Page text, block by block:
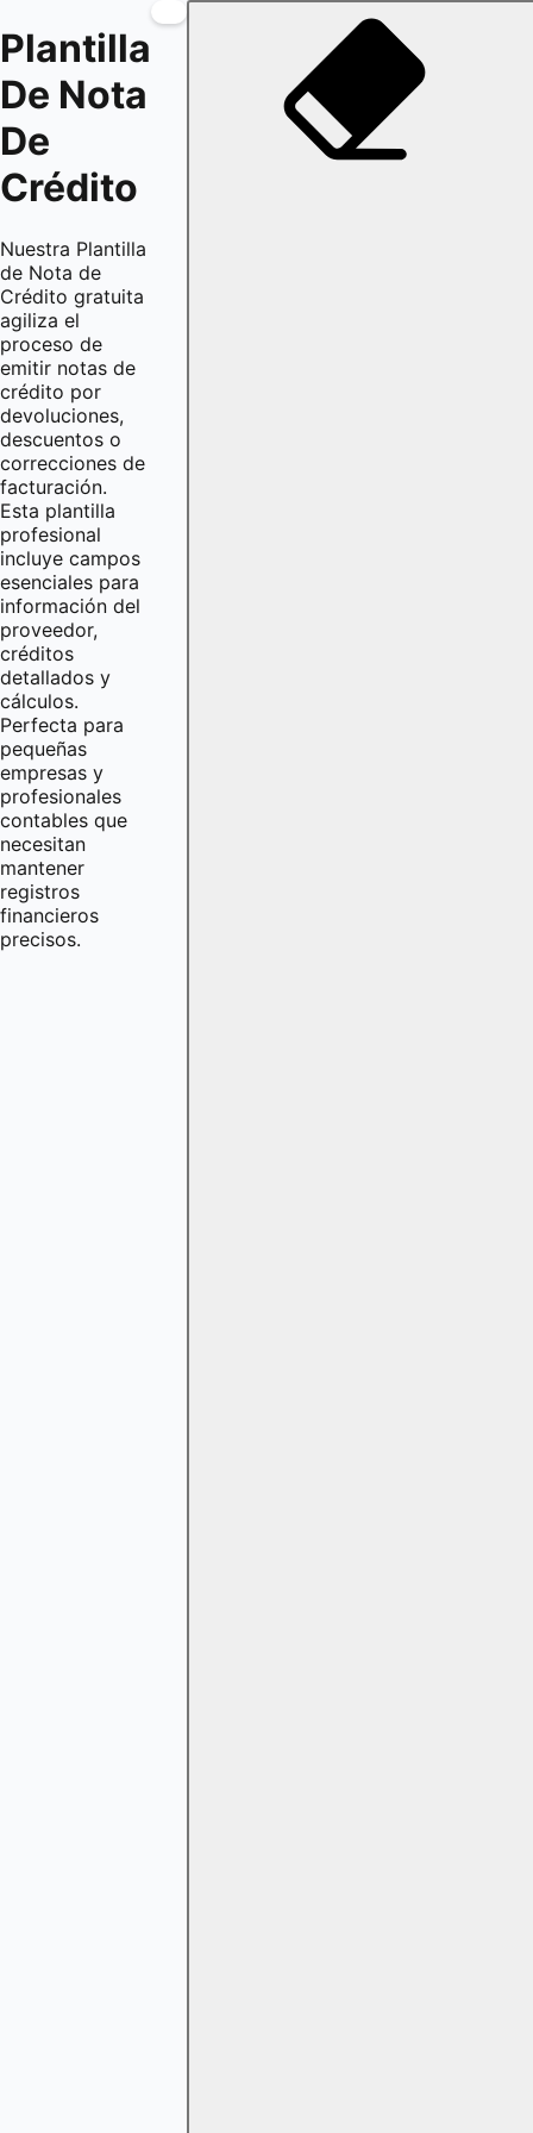
Plantilla
De Nota
De
Crédito
Nuestra Plantilla
de Nota de
Crédito gratuita
agiliza el
proceso de
emitir notas de
crédito por
devoluciones,
descuentos o
correcciones de
facturación.
Esta plantilla
profesional
incluye campos
esenciales para
información del
proveedor,
créditos
detallados y
cálculos.
Perfecta para
pequeñas
empresas y
profesionales
contables que
necesitan
mantener
registros
financieros
precisos.